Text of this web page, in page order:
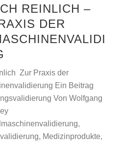
REINLICH –
DER
 Zur Praxis der
Ein Beitrag
Von Wolfgang
Medizinprodukte,